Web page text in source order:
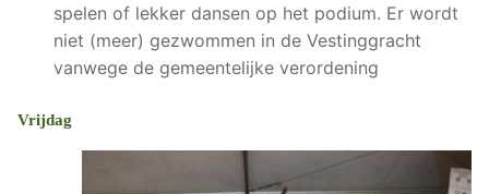
spelen of lekker dansen op het podium. Er wordt
niet (meer) gezwommen in de Vestinggracht
vanwege de gemeentelijke verordening
Vrijdag